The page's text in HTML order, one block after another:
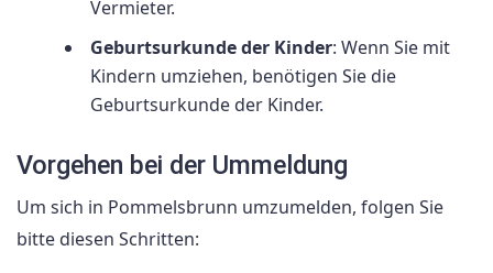
Vermieter.
Geburtsurkunde der Kinder: Wenn Sie mit
Kindern umziehen, benötigen Sie die
Geburtsurkunde der Kinder.
Vorgehen bei der Ummeldung
Um sich in Pommelsbrunn umzumelden, folgen Sie
bitte diesen Schritten: